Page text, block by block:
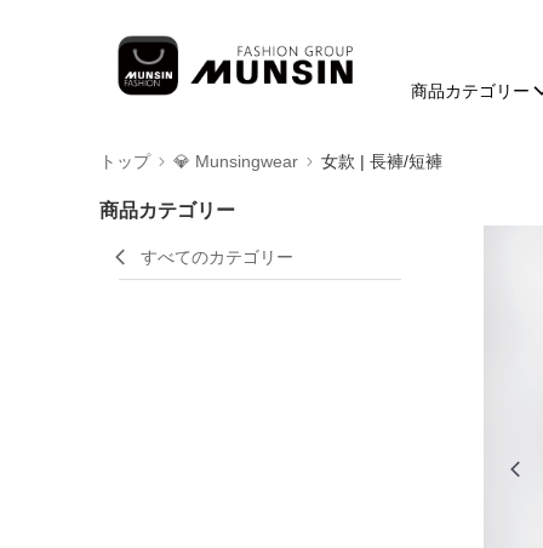
商品カテゴリー
トップ 💎 Munsingwear 女款 | 長褲/短褲
商品カテゴリー
すべてのカテゴリー